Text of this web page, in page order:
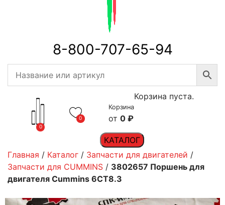
8-800-707-65-94
0
0
Корзина
0 ₽
Корзина пуста.
КАТАЛОГ
Главная / Каталог / Запчасти для двигателей /
Запчасти для CUMMINS / 3802657 Поршень для
двигателя Cummins 6CT8.3